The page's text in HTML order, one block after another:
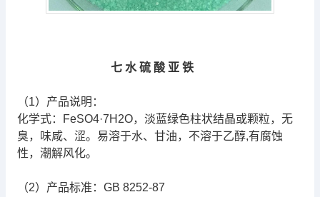
七 水 硫 酸 亚 铁
（1）产品说明：
化学式：FeSO4·7H2O，淡蓝绿色柱状结晶或颗粒，无
臭，味咸、涩。易溶于水、甘油，不溶于乙醇,有腐蚀
性，潮解风化。
（2）产品标准：GB 8252-87